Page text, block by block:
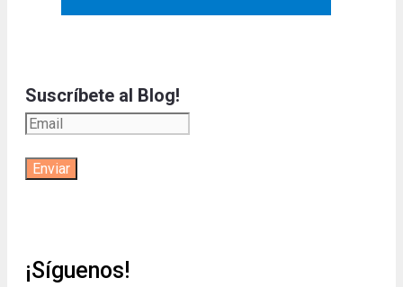
Suscríbete al Blog!
¡Síguenos!